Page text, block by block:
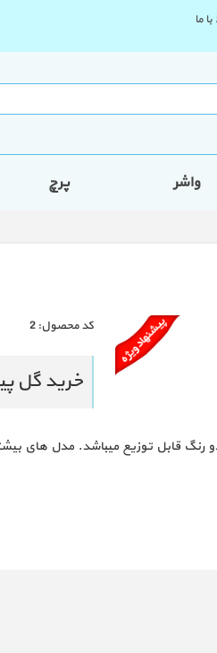
ما
واشر پرچ
كد محصول:2
خرید گل
رنگ قابل توزیع میباشد. مدل های